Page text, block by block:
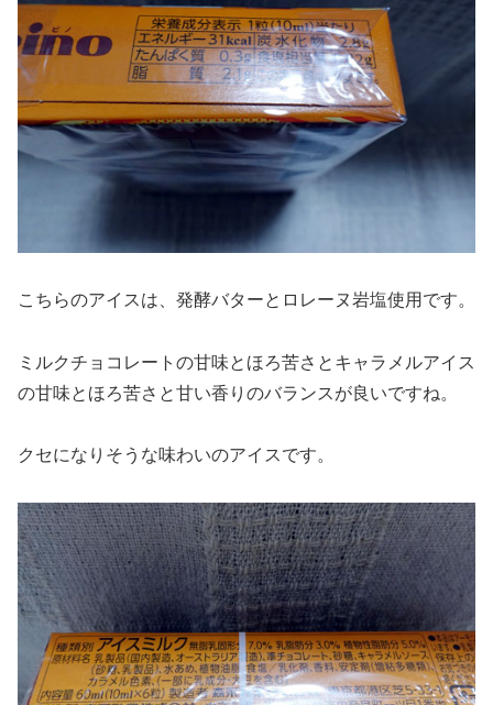
こちらのアイスは、発酵バターとロレーヌ岩塩使用です。
ミルクチョコレートの甘味とほろ苦さとキャラメルアイス
の甘味とほろ苦さと甘い香りのバランスが良いですね。
クセになりそうな味わいのアイスです。